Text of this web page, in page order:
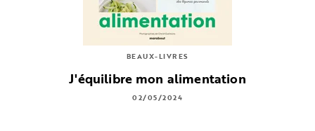
BEAUX-LIVRES
J'équilibre mon alimentation
02/05/2024